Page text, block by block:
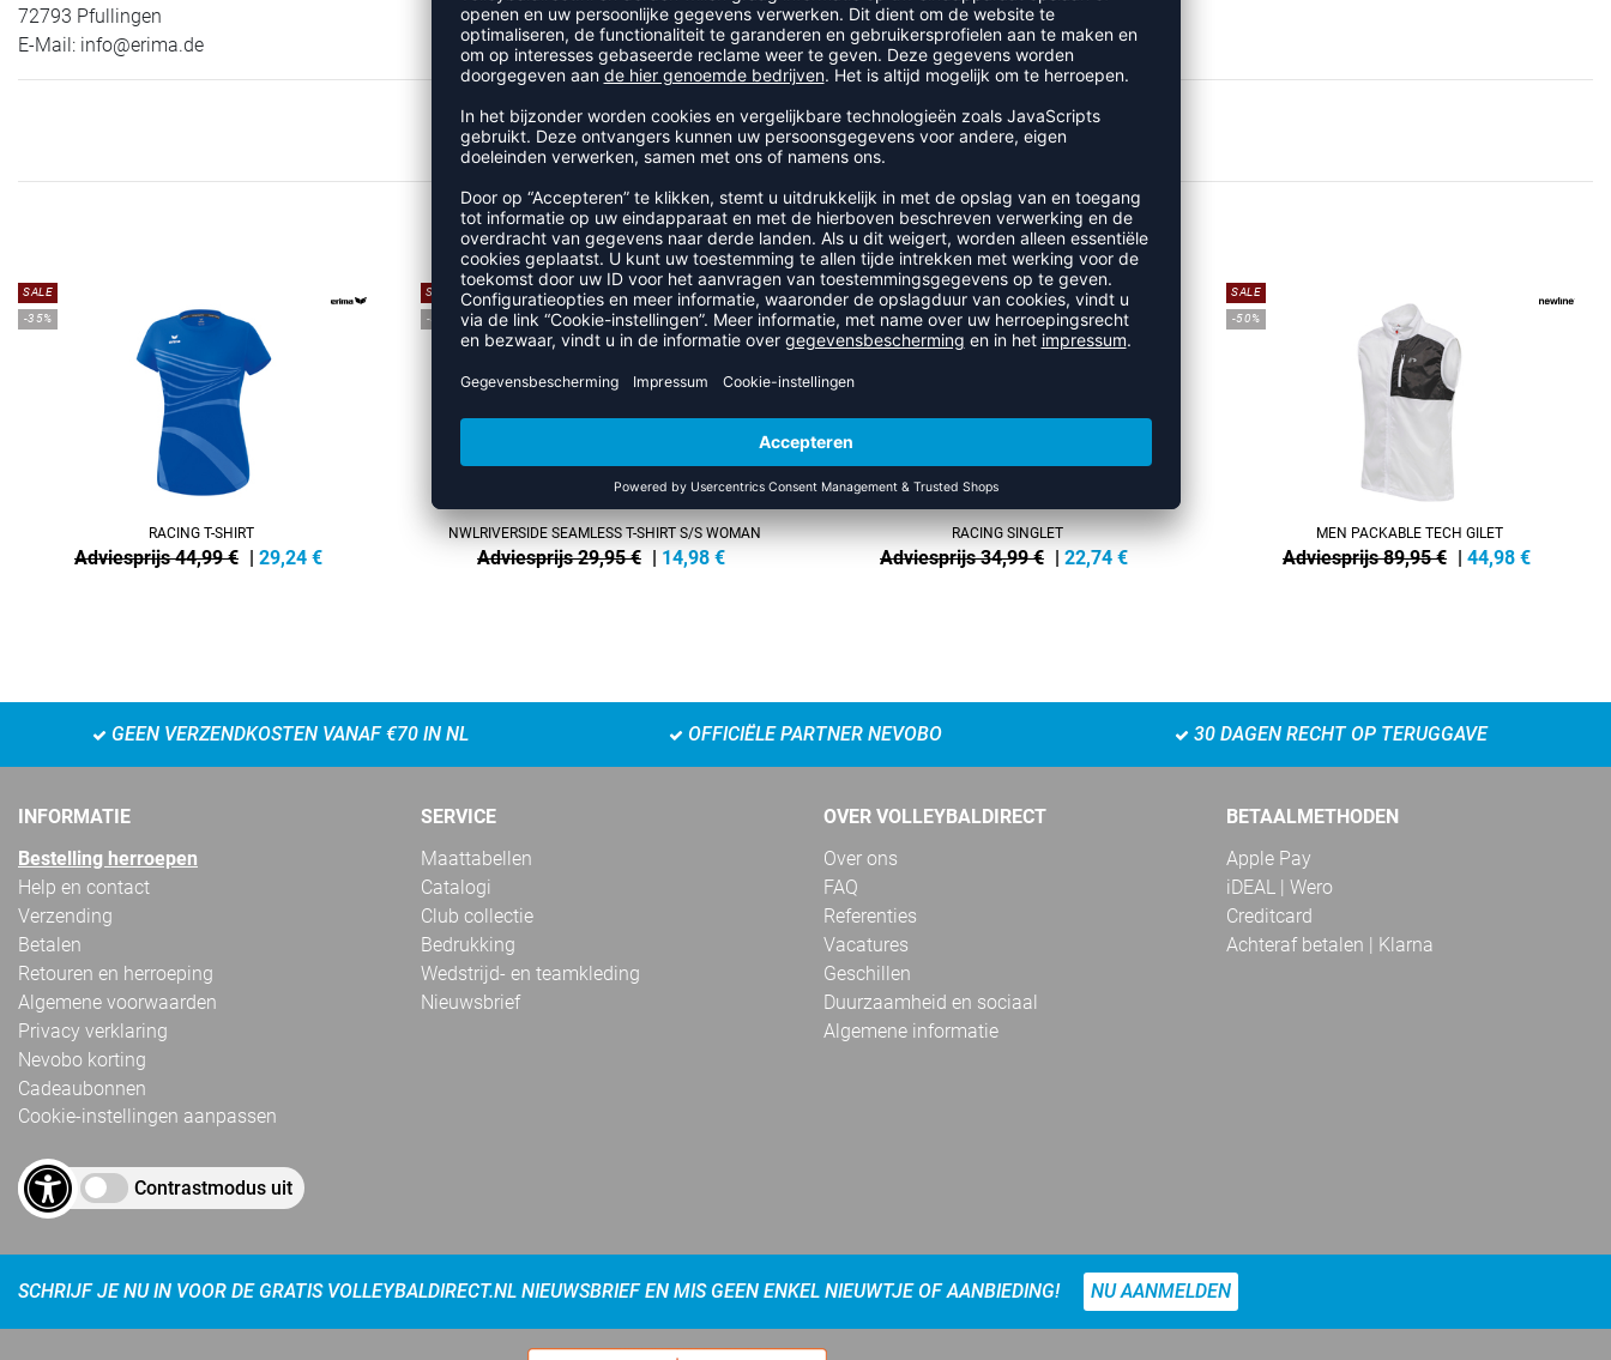
72793 Pfullingen
E-Mail: info@erima.de
RECENT BEKEKEN
MEER UIT DE CATEGORIE LOOPSHIRTS
SALE
-35%
RACING T-SHIRT
Adviesprijs 44,99 € | 29,24 €
SALE
-50%
NWLRIVERSIDE SEAMLESS T-SHIRT S/S WOMAN
Adviesprijs 29,95 € | 14,98 €
-35%
RACING SINGLET
Adviesprijs 34,99 € | 22,74 €
SALE
-50%
MEN PACKABLE TECH GILET
Adviesprijs 89,95 € | 44,98 €
GEEN VERZENDKOSTEN VANAF €70 IN NL OFFICIËLE PARTNER NEVOBO 30 DAGEN RECHT OP TERUGGAVE
INFORMATIE
Bestelling herroepen
Help en contact
Verzending
Betalen
Retouren en herroeping
Algemene voorwaarden
Privacy verklaring
Nevobo korting
Cadeaubonnen
Cookie-instellingen aanpassen
Contrastmodus uit
SERVICE
Maattabellen
Catalogi
Club collectie
Bedrukking
Wedstrijd- en teamkleding
Nieuwsbrief
OVER VOLLEYBALDIRECT
Over ons
FAQ
Referenties
Vacatures
Geschillen
Duurzaamheid en sociaal
Algemene informatie
BETAALMETHODEN
Apple Pay
iDEAL | Wero
Creditcard
Achteraf betalen | Klarna
SCHRIJF JE NU IN VOOR DE GRATIS VOLLEYBALDIRECT.NL NIEUWSBRIEF EN MIS GEEN ENKEL NIEUWTJE OF AANBIEDING! NU AANMELDEN